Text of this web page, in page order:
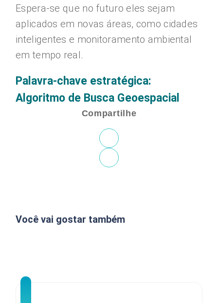
Espera-se que no futuro eles sejam
aplicados em novas áreas, como cidades
inteligentes e monitoramento ambiental
em tempo real.
Palavra-chave estratégica:
Algoritmo de Busca Geoespacial
Compartilhe
Você vai gostar também